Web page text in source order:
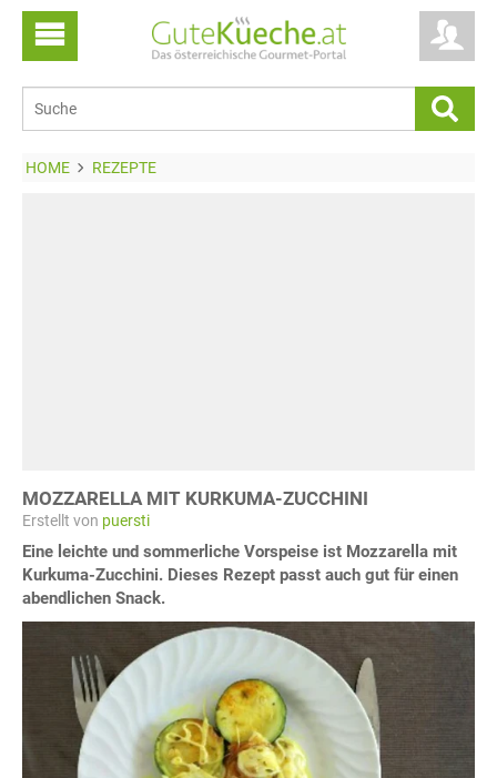
HOME REZEPTE
MOZZARELLA MIT KURKUMA-ZUCCHINI
Erstellt von puersti
Eine leichte und sommerliche Vorspeise ist Mozzarella mit
Kurkuma-Zucchini. Dieses Rezept passt auch gut für einen
abendlichen Snack.